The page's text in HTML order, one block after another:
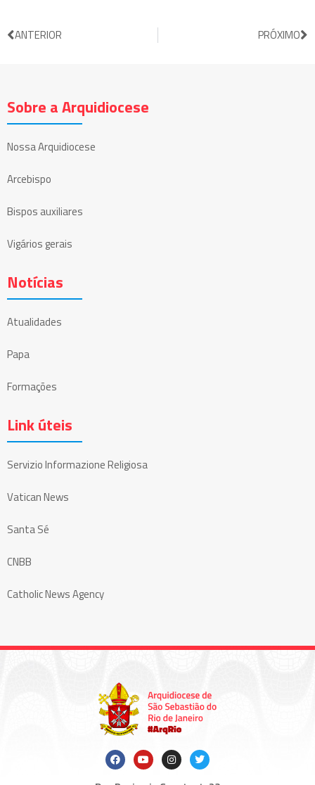
ANTERIOR PRÓXIMO
Sobre a Arquidiocese
Nossa Arquidiocese
Arcebispo
Bispos auxiliares
Vigários gerais
Notícias
Atualidades
Papa
Formações
Link úteis
Servizio Informazione Religiosa
Vatican News
Santa Sé
CNBB
Catholic News Agency